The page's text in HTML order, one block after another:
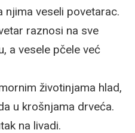
njima veseli povetarac.
raznosi na sve
a vesele pčele već
životinjama hlad,
u krošnjama drveća.
na livadi.